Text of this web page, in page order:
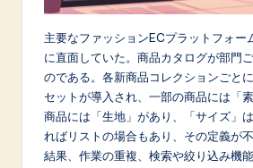
主要なファッションECプラットフォー
に直面していた。商品カタログが部門
のである。各新商品コレクションごと
セットが導入され、一部の商品には「
商品には「生地」があり、「サイズ」
ればリストの場合もあり、その定義が
結果、作業の重複、検索や絞り込み機